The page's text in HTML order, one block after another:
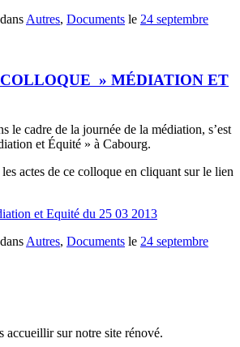
Autres, Documents le 24 septembre
» MÉDIATION ET
le cadre de la journée de la médiation, s’est
et Équité » à Cabourg.
actes de ce colloque en cliquant sur le lien
et Equité du 25 03 2013
Autres, Documents le 24 septembre
accueillir sur notre site rénové.